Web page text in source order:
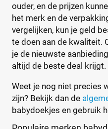
ouder, en de prijzen
het merk en de
vergelijken, kun je geld
te doen aan de kwaliteit.
je de nieuwste
altijd de beste deal krijgt.
Weet je nog niet precies
zijn? Bekijk dan de
babydoekjes en gebruik